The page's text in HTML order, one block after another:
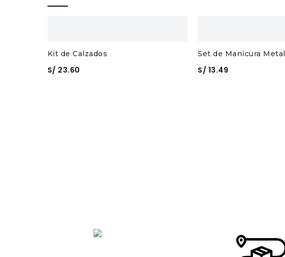
Kit de Calzados
S/ 23.60
Set de Manicura Metal
S/ 13.49